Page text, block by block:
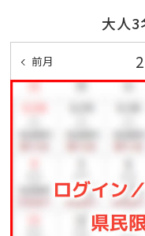
デトックス効果の高
若い女性の利用も多
好評を得ています。
砂むし行 15時半
■2Fロビーではコー
ーをご用意。
■アフターディナー
大人3
前月